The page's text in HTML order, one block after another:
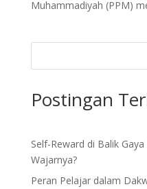
Muhammadiyah (PPM)
Postingan
Self-Reward di Balik
Wajarnya?
Peran Pelajar dalam